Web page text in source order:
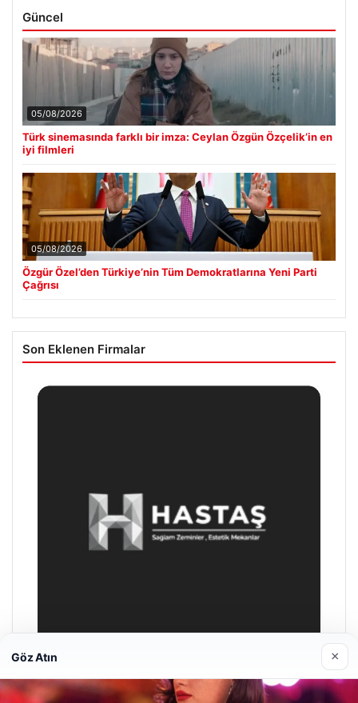
Güncel
05/08/2026
Türk sinemasında farklı bir imza: Ceylan Özgün Özçelik’in en
iyi filmleri
05/08/2026
Özgür Özel’den Türkiye’nin Tüm Demokratlarına Yeni Parti
Çağrısı
Son Eklenen Firmalar
Göz Atın ×